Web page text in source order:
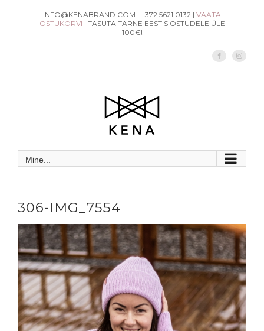
INFO@KENABRAND.COM | +372 5621 0132 | VAATA
OSTUKORVI | TASUTA TARNE EESTIS OSTUDELE ÜLE
100€!
Facebook
Mine...
306-IMG_7554